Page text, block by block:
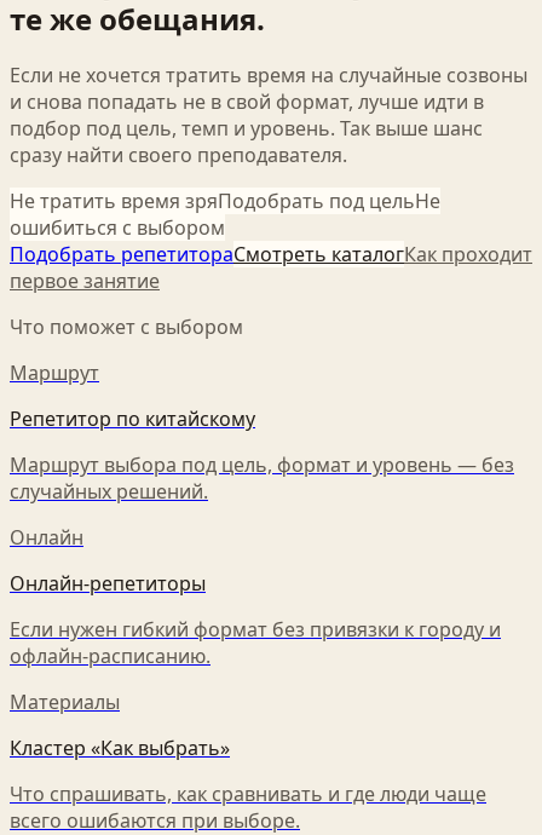
те же обещания.
Если не хочется тратить время на случайные созвоны
и снова попадать не в свой формат, лучше идти в
подбор под цель, темп и уровень. Так выше шанс
сразу найти своего преподавателя.
Не тратить время зряПодобрать под цельНе
ошибиться с выбором
Подобрать репетитораСмотреть каталогКак проходит
первое занятие
Что поможет с выбором
Маршрут
Репетитор по китайскому
Маршрут выбора под цель, формат и уровень — без
случайных решений.
Онлайн
Онлайн-репетиторы
Если нужен гибкий формат без привязки к городу и
офлайн-расписанию.
Материалы
Кластер «Как выбрать»
Что спрашивать, как сравнивать и где люди чаще
всего ошибаются при выборе.